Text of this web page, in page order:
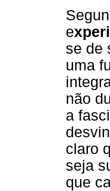
e
se de
uma
não
a
claro
seja
que